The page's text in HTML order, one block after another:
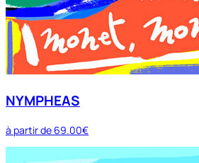
NYMPHEAS
à partir de 69.00€